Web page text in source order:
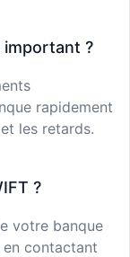
important ?
rapidement
les retards.
?
votre banque
contactant